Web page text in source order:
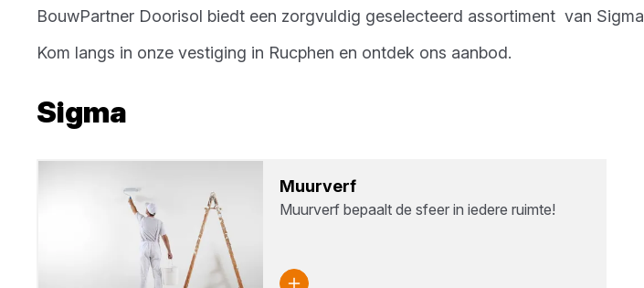
BouwPartner Doorisol biedt een zorgvuldig geselecteerd assortiment van Sigma
Kom langs in onze vestiging in Rucphen en ontdek ons aanbod.
Sigma
Muur­verf
Muurverf bepaalt de sfeer in iedere ruimte!